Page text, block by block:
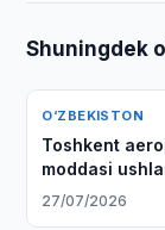
Shuningdek
O‘ZBEKISTON
Toshkent
moddasi
27/07/2026